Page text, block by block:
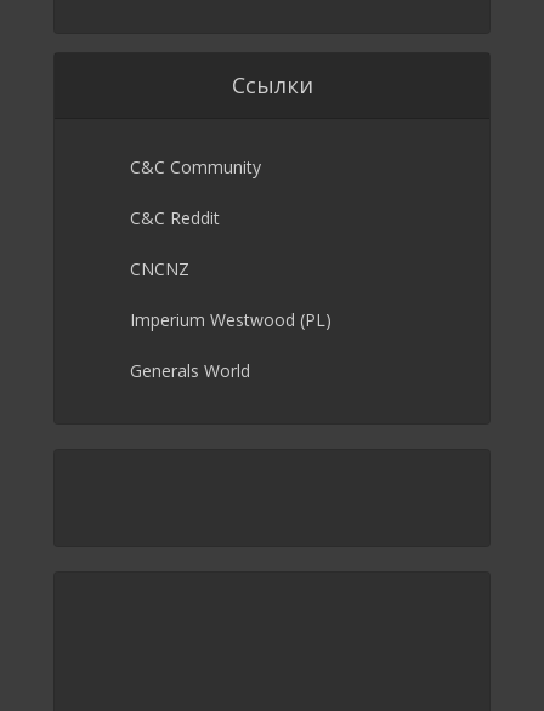
Ссылки
C&C Community
C&C Reddit
CNCNZ
Imperium Westwood (PL)
Generals World